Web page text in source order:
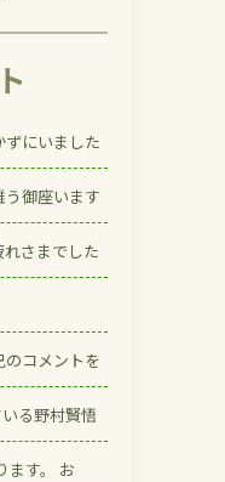
にいました
御座います
さまでした
コメントを
る野村賢悟
ます。 お